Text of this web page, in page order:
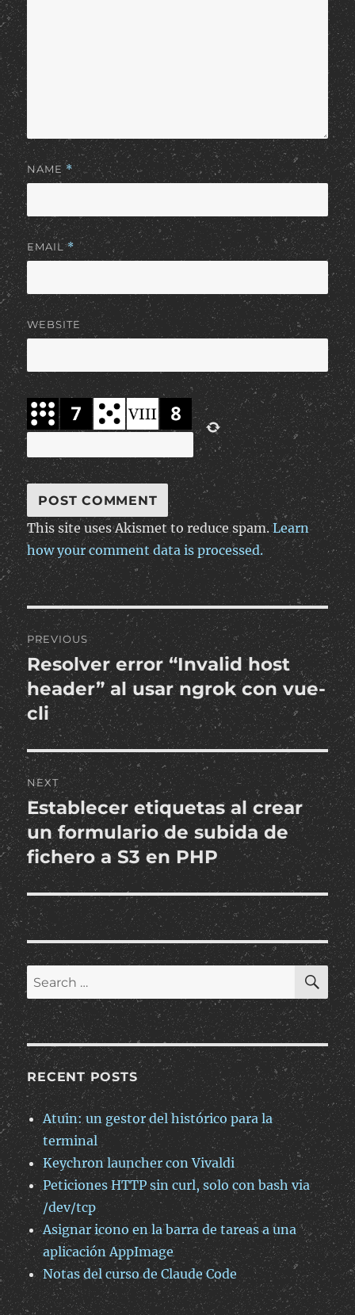
NAME *
EMAIL*
WEBSITE
This site uses Akismet to reduce spam.Learn
how your comment data is processed.
Post
navigation
PREVIOUS
Previous
post:
Resolver error “Invalid host
header” al usar ngrok con vue-
cli
NEXT
Next
post:
Establecer etiquetas al crear
un formulario de subida de
fichero a S3 en PHP
Search
for:
RECENT POSTS
Atuin: un gestor del histórico para la
terminal
Keychron launcher con Vivaldi
Peticiones HTTP sin curl, solo con bash via
/dev/tcp
Asignar icono en la barra de tareas a una
aplicación AppImage
Notas del curso de Claude Code